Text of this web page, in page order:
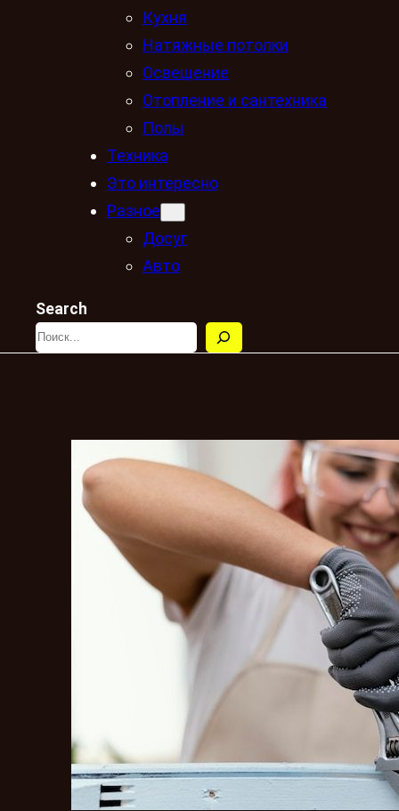
Кухня
Натяжные потолки
Освещение
Отопление и сантехника
Полы
Техника
Это интересно
Разное
Досуг
Авто
Search